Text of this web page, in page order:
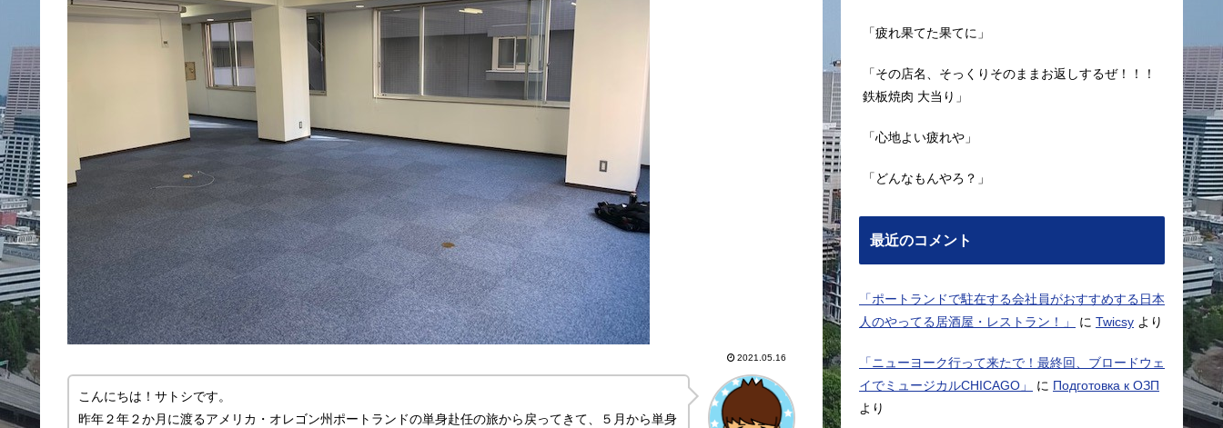
2021.05.16
こんにちは！サトシです。
昨年２年２か月に渡るアメリカ・オレゴン州ポートランドの単身赴任の旅から戻ってきて、５月から単身
「疲れ果てた果てに」
「その店名、そっくりそのままお返しするぜ！！！
鉄板焼肉 大当り」
「心地よい疲れや」
「どんなもんやろ？」
最近のコメント
「ポートランドで駐在する会社員がおすすめする日本
人のやってる居酒屋・レストラン！」
に Twicsy より
「ニューヨーク行って来たで！最終回、ブロードウェ
イでミュージカルCHICAGO」
に Подготовка к ОЗП
より